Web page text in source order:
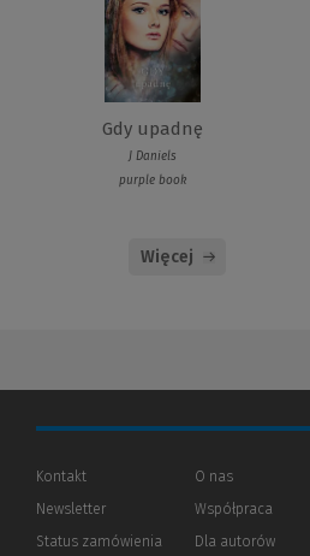
Gdy upadnę
J Daniels
purple book
Więcej
Kontakt
Newsletter
Status zamówienia
O nas
Współpraca
Dla autorów(Nowe
(Link